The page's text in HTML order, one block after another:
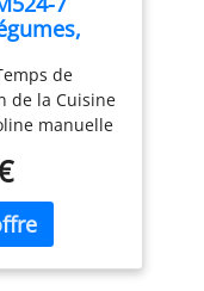
dispose
pour
différents
des
mm) ou
selon les
et les
de
différents
de
de la Cuisine
manuelle
les
comprennent
aux
1 couvercle
aux